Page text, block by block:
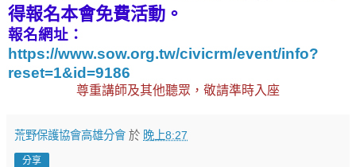
得報名本會免費活動。
報名網址：
https://www.sow.org.tw/civicrm/event/info?
reset=1&id=9186
尊重講師及其他聽眾，敬請準時入座
荒野保護協會高雄分會 於 晚上8:27
分享